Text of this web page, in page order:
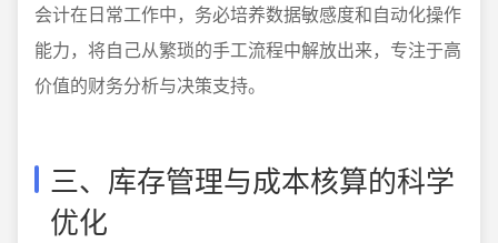
会计在日常工作中，务必培养数据敏感度和自动化操作
能力，将自己从繁琐的手工流程中解放出来，专注于高
价值的财务分析与决策支持。
三、库存管理与成本核算的科学
优化